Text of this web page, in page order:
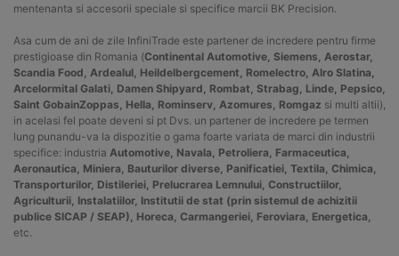
mentenanta si accesorii speciale si specifice marcii BK Precision.
Asa cum de ani de zile InfiniTrade este partener de incredere pentru firme
prestigioase din Romania (Continental Automotive, Siemens, Aerostar,
Scandia Food, Ardealul, Heildelbergcement, Romelectro, Alro Slatina,
Arcelormital Galati, Damen Shipyard, Rombat, Strabag, Linde, Pepsico,
Saint GobainZoppas, Hella, Rominserv, Azomures, Romgaz si multi altii),
in acelasi fel poate deveni si pt Dvs. un partener de incredere pe termen
lung punandu-va la dispozitie o gama foarte variata de marci din industrii
specifice: industria Automotive, Navala, Petroliera, Farmaceutica,
Aeronautica, Miniera, Bauturilor diverse, Panificatiei, Textila, Chimica,
Transporturilor, Distileriei, Prelucrarea Lemnului, Constructiilor,
Agriculturii, Instalatiilor, Institutii de stat (prin sistemul de achizitii
publice SICAP / SEAP), Horeca, Carmangeriei, Feroviara, Energetica,
etc.